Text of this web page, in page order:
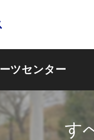
ツセンター
す